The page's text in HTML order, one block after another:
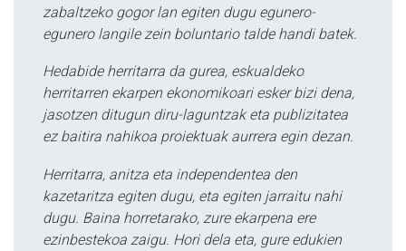
zabaltzeko gogor lan egiten dugu egunero-
egunero langile zein boluntario talde handi batek.
Hedabide herritarra da gurea, eskualdeko
herritarren ekarpen ekonomikoari esker bizi dena,
jasotzen ditugun diru-laguntzak eta publizitatea
ez baitira nahikoa proiektuak aurrera egin dezan.
Herritarra, anitza eta independentea den
kazetaritza egiten dugu, eta egiten jarraitu nahi
dugu. Baina horretarako, zure ekarpena ere
ezinbestekoa zaigu. Hori dela eta, gure edukien